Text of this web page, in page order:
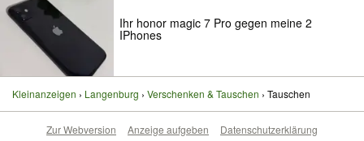
Ihr honor magic 7 Pro gegen meine 2
IPhones
Kleinanzeigen Langenburg Verschenken & Tauschen Tauschen
Zur Webversion Anzeige aufgeben Datenschutzerklärung